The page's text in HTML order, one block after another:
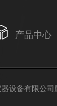
产品中心
设备有限公